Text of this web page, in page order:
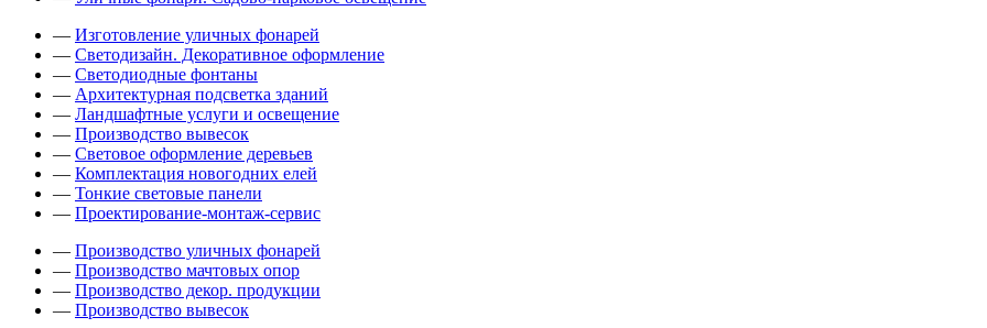
— Изготовление уличных фонарей
— Светодизайн. Декоративное оформление
— Светодиодные фонтаны
— Архитектурная подсветка зданий
— Ландшафтные услуги и освещение
— Производство вывесок
— Световое оформление деревьев
— Комплектация новогодних елей
— Тонкие световые панели
— Проектирование-монтаж-сервис
— Производство уличных фонарей
— Производство мачтовых опор
— Производство декор. продукции
— Производство вывесок